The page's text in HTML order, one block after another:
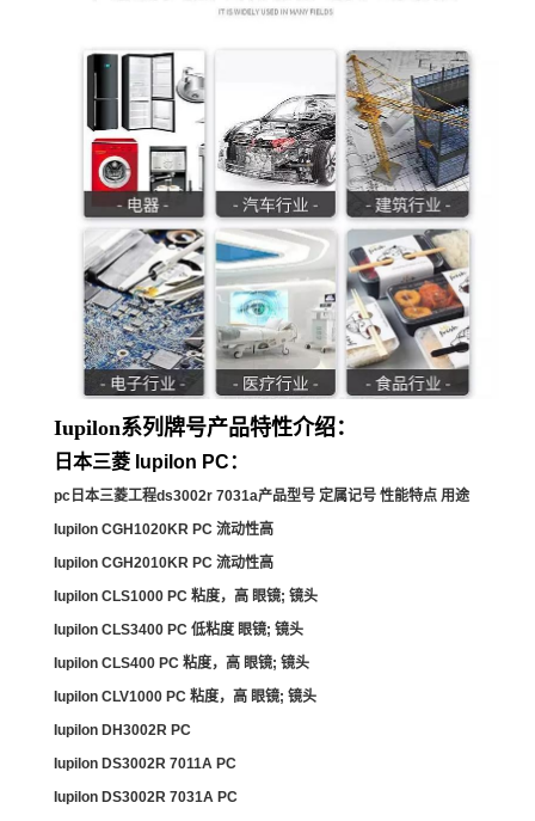
Iupilon系列牌号产品特性介绍：
日本三菱 Iupilon PC：
pc日本三菱工程ds3002r 7031a产品型号 定属记号 性能特点 用途
Iupilon CGH1020KR PC 流动性高
Iupilon CGH2010KR PC 流动性高
Iupilon CLS1000 PC 粘度，高 眼镜; 镜头
Iupilon CLS3400 PC 低粘度 眼镜; 镜头
Iupilon CLS400 PC 粘度，高 眼镜; 镜头
Iupilon CLV1000 PC 粘度，高 眼镜; 镜头
Iupilon DH3002R PC
Iupilon DS3002R 7011A PC
Iupilon DS3002R 7031A PC